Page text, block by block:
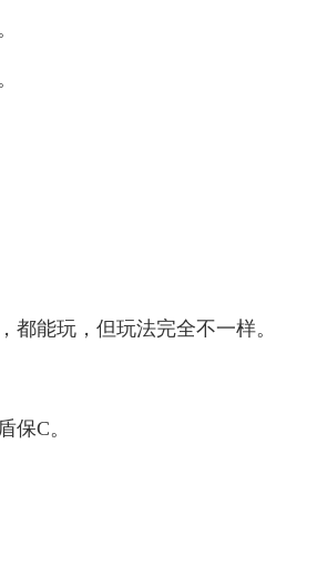
能玩，但玩法完全不一样。
保C。